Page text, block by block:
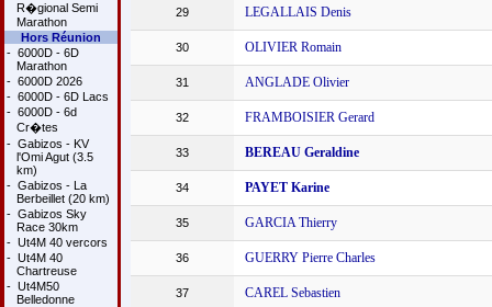
R�gional Semi
Marathon
Hors Réunion
- 6000D - 6D
Marathon
- 6000D 2026
- 6000D - 6D Lacs
- 6000D - 6d
Cr�tes
- Gabizos - KV
l'Omi Agut (3.5
km)
- Gabizos - La
Berbeillet (20 km)
- Gabizos Sky
Race 30km
- Ut4M 40 vercors
- Ut4M 40
Chartreuse
- Ut4M50
Belledonne
29 LEGALLAIS Denis
30 OLIVIER Romain
31 ANGLADE Olivier
32 FRAMBOISIER Gerard
33 BEREAU Geraldine
34 PAYET Karine
35 GARCIA Thierry
36 GUERRY Pierre Charles
37 CAREL Sebastien